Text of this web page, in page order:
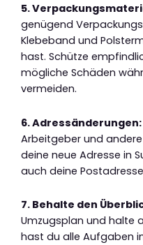
5.
genügend
Klebeband und
hast. Schütze
mögliche Schäden
vermeiden.
6. Adressänderungen:
Arbeitgeber und
deine neue Adresse in
auch deine
7. Behalte den
Umzugsplan und halte
hast du alle Aufgaben